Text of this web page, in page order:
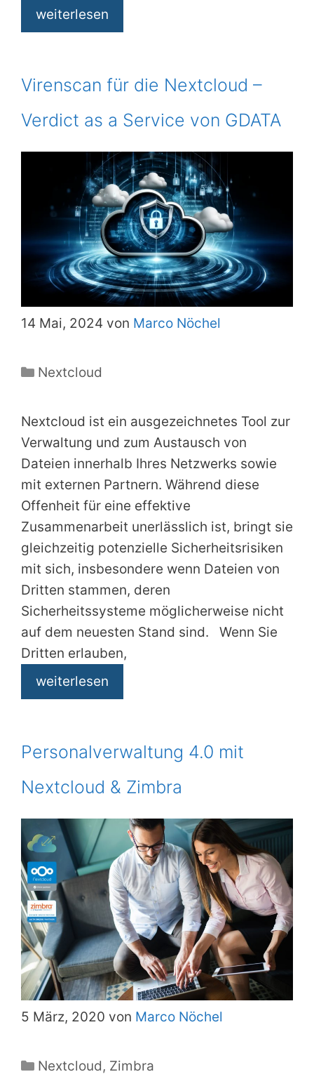
weiterlesen
Virenscan für die Nextcloud –
Verdict as a Service von GDATA
14 Mai, 2024 von Marco Nöchel
Kategorien
Nextcloud
Nextcloud ist ein ausgezeichnetes Tool zur
Verwaltung und zum Austausch von
Dateien innerhalb Ihres Netzwerks sowie
mit externen Partnern. Während diese
Offenheit für eine effektive
Zusammenarbeit unerlässlich ist, bringt sie
gleichzeitig potenzielle Sicherheitsrisiken
mit sich, insbesondere wenn Dateien von
Dritten stammen, deren
Sicherheitssysteme möglicherweise nicht
auf dem neuesten Stand sind. Wenn Sie
Dritten erlauben,
weiterlesen
Personalverwaltung 4.0 mit
Nextcloud & Zimbra
5 März, 2020 von Marco Nöchel
Kategorien
Nextcloud, Zimbra